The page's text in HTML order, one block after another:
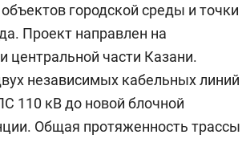
городской среды и точки
Проект направлен на
центральной части Казани.
независимых кабельных линий
110 кВ до новой блочной
Общая протяженность трассы